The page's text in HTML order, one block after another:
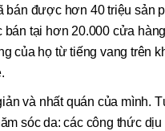
được hơn 40 triệu sản
tại hơn 20.000 cửa
của họ từ tiếng vang trên
và nhất quán của mình.
sóc da: các công thức